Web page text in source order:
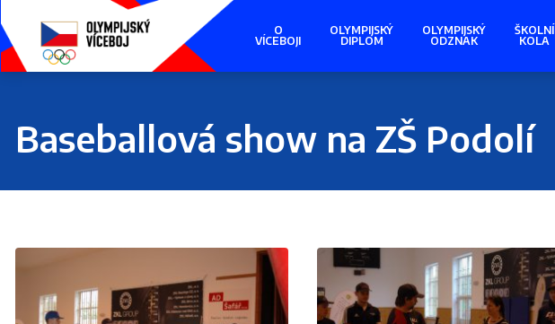
na
hlavní
obsah
O
VÍCEBOJI
OLYMPIJSKÝ
DIPLOM
OLYMPIJSKÝ
ODZNAK
ŠKOLNÍ
KOLA
Baseballová show na ZŠ Podolí